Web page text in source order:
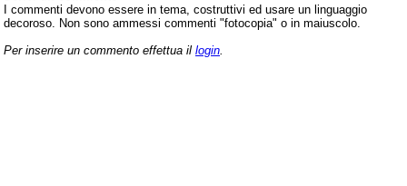
I commenti devono essere in tema, costruttivi ed usare un linguaggio
decoroso. Non sono ammessi commenti "fotocopia" o in maiuscolo.
Per inserire un commento effettua il login